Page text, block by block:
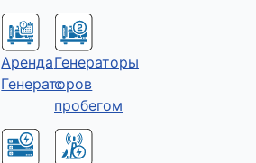
Аренда
Генераторов
Генераторы
с
пробегом